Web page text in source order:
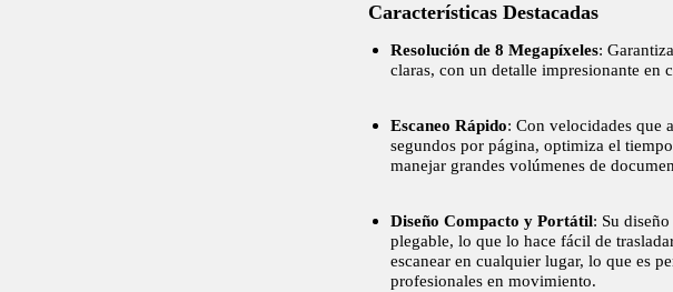
Características Destacadas
Resolución de 8 Megapíxeles:
claras, con un detalle impresionante en
Escaneo Rápido: Con velocidades que
segundos por página, optimiza el
manejar grandes volúmenes de
Diseño Compacto y Portátil: Su
plegable, lo que lo hace fácil de
escanear en cualquier lugar, lo que es
profesionales en movimiento.